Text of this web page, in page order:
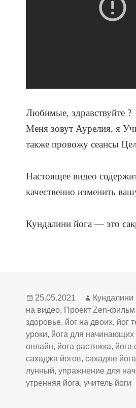
Любимые, здравствуйте ?
Меня зовут Аурелия, я
также провожу сеансы
Настоящее видео
качественно изменить
Кундалини йога — это
Опубликовано
25.05.2021 Автор
Кундалини
на видео, Проект Zen-фильм
здоровье, йог на двоих, йог
уроки, йога для начинающих
онлайн, йога растяжка, йога
сахаджа йогов,сахадже йога
лунный,упражнение для
утренняя йога,учитель йоги